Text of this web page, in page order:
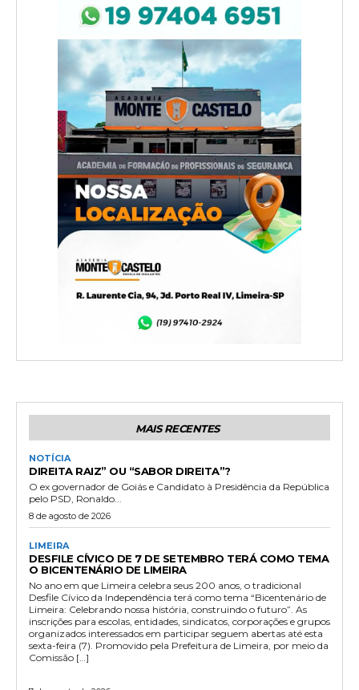
MAIS RECENTES
NOTÍCIA
DIREITA RAIZ” OU “SABOR DIREITA”?
O ex governador de Goiás e Candidato à Presidência da República
pelo PSD, Ronaldo...
8 de agosto de 2026
LIMEIRA
DESFILE CÍVICO DE 7 DE SETEMBRO TERÁ COMO TEMA
O BICENTENÁRIO DE LIMEIRA
No ano em que Limeira celebra seus 200 anos, o tradicional
Desfile Cívico da Independência terá como tema “Bicentenário de
Limeira: Celebrando nossa história, construindo o futuro”. As
inscrições para escolas, entidades, sindicatos, corporações e grupos
organizados interessados em participar seguem abertas até esta
sexta-feira (7). Promovido pela Prefeitura de Limeira, por meio da
Comissão […]